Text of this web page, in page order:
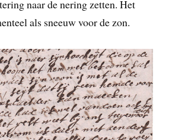
naar de nering zetten. Het
als sneeuw voor de zon.